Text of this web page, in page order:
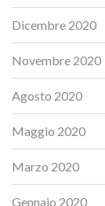
Dicembre 2020
Novembre 2020
Agosto 2020
Maggio 2020
Marzo 2020
Gennaio 2020